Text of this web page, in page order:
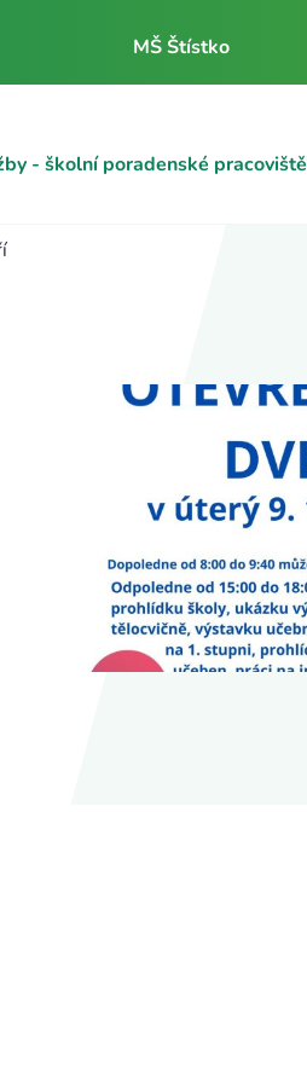
MŠ Štístko
- školní poradenské pracoviště